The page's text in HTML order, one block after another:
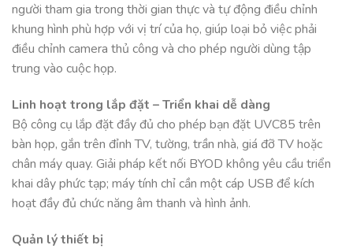
người tham gia trong thời gian thực và tự động điều chỉnh
khung hình phù hợp với vị trí của họ, giúp loại bỏ việc phải
điều chỉnh camera thủ công và cho phép người dùng tập
trung vào cuộc họp.
Linh hoạt trong lắp đặt – Triển khai dễ dàng
Bộ công cụ lắp đặt đầy đủ cho phép bạn đặt UVC85 trên
bàn họp, gắn trên đỉnh TV, tường, trần nhà, giá đỡ TV hoặc
chân máy quay. Giải pháp kết nối BYOD không yêu cầu triển
khai dây phức tạp; máy tính chỉ cần một cáp USB để kích
hoạt đầy đủ chức năng âm thanh và hình ảnh.
Quản lý thiết bị